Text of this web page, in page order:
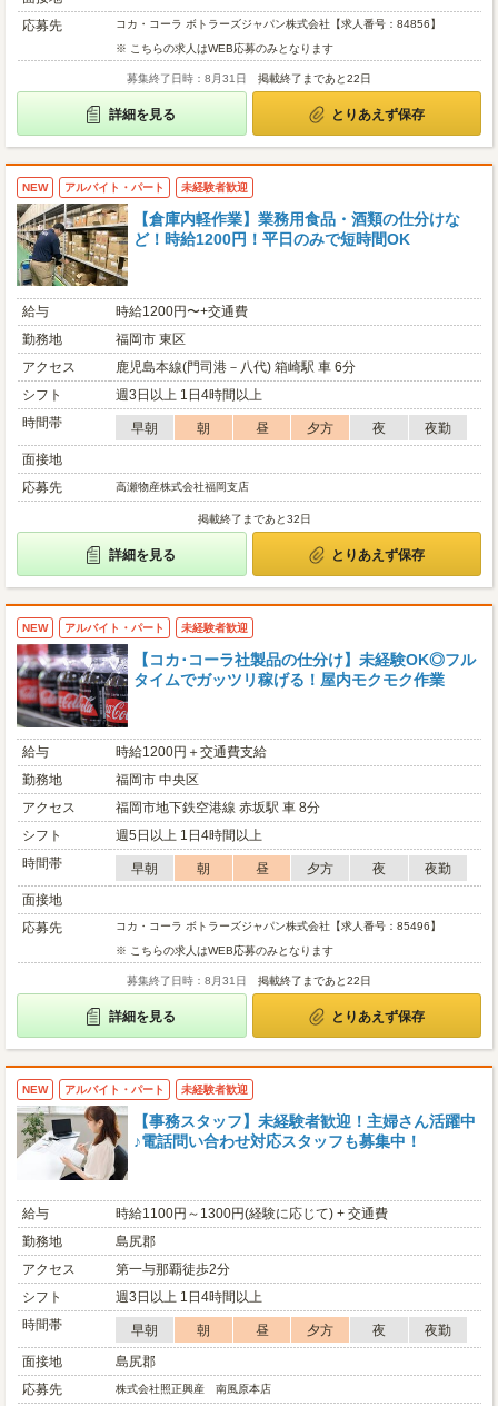
応募先
コカ・コーラ ボトラーズジャパン株式会社【求人番号：84856】
※ こちらの求人はWEB応募のみとなります
募集終了日時：8月31日 掲載終了まであと22日
詳細を見る とりあえず保存
NEW アルバイト・パート 未経験者歓迎
【倉庫内軽作業】業務用食品・酒類の仕分けな
ど！時給1200円！平日のみで短時間OK
給与
時給1200円〜+交通費
勤務地
福岡市 東区
アクセス
鹿児島本線(門司港－八代) 箱崎駅 車 6分
シフト
週3日以上 1日4時間以上
時間帯
早朝 朝 昼 夕方 夜
夜勤
面接地
応募先
高瀬物産株式会社福岡支店
掲載終了まであと32日
詳細を見る とりあえず保存
NEW アルバイト・パート 未経験者歓迎
【コカ･コーラ社製品の仕分け】未経験OK◎フル
タイムでガッツリ稼げる！屋内モクモク作業
給与
時給1200円＋交通費支給
勤務地
福岡市 中央区
アクセス
福岡市地下鉄空港線 赤坂駅 車 8分
シフト
週5日以上 1日4時間以上
時間帯
早朝 朝 昼 夕方 夜
夜勤
面接地
応募先
コカ・コーラ ボトラーズジャパン株式会社【求人番号：85496】
※ こちらの求人はWEB応募のみとなります
募集終了日時：8月31日 掲載終了まであと22日
詳細を見る とりあえず保存
NEW アルバイト・パート 未経験者歓迎
【事務スタッフ】未経験者歓迎！主婦さん活躍中
♪電話問い合わせ対応スタッフも募集中！
給与
時給1100円～1300円(経験に応じて) + 交通費
勤務地
島尻郡
アクセス
第一与那覇徒歩2分
シフト
週3日以上 1日4時間以上
時間帯
早朝 朝 昼 夕方 夜
夜勤
面接地
島尻郡
応募先
株式会社照正興産 南風原本店